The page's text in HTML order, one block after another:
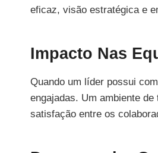
eficaz, visão estratégica e
Impacto Nas
Quando um líder possui
engajadas. Um ambiente
satisfação entre os